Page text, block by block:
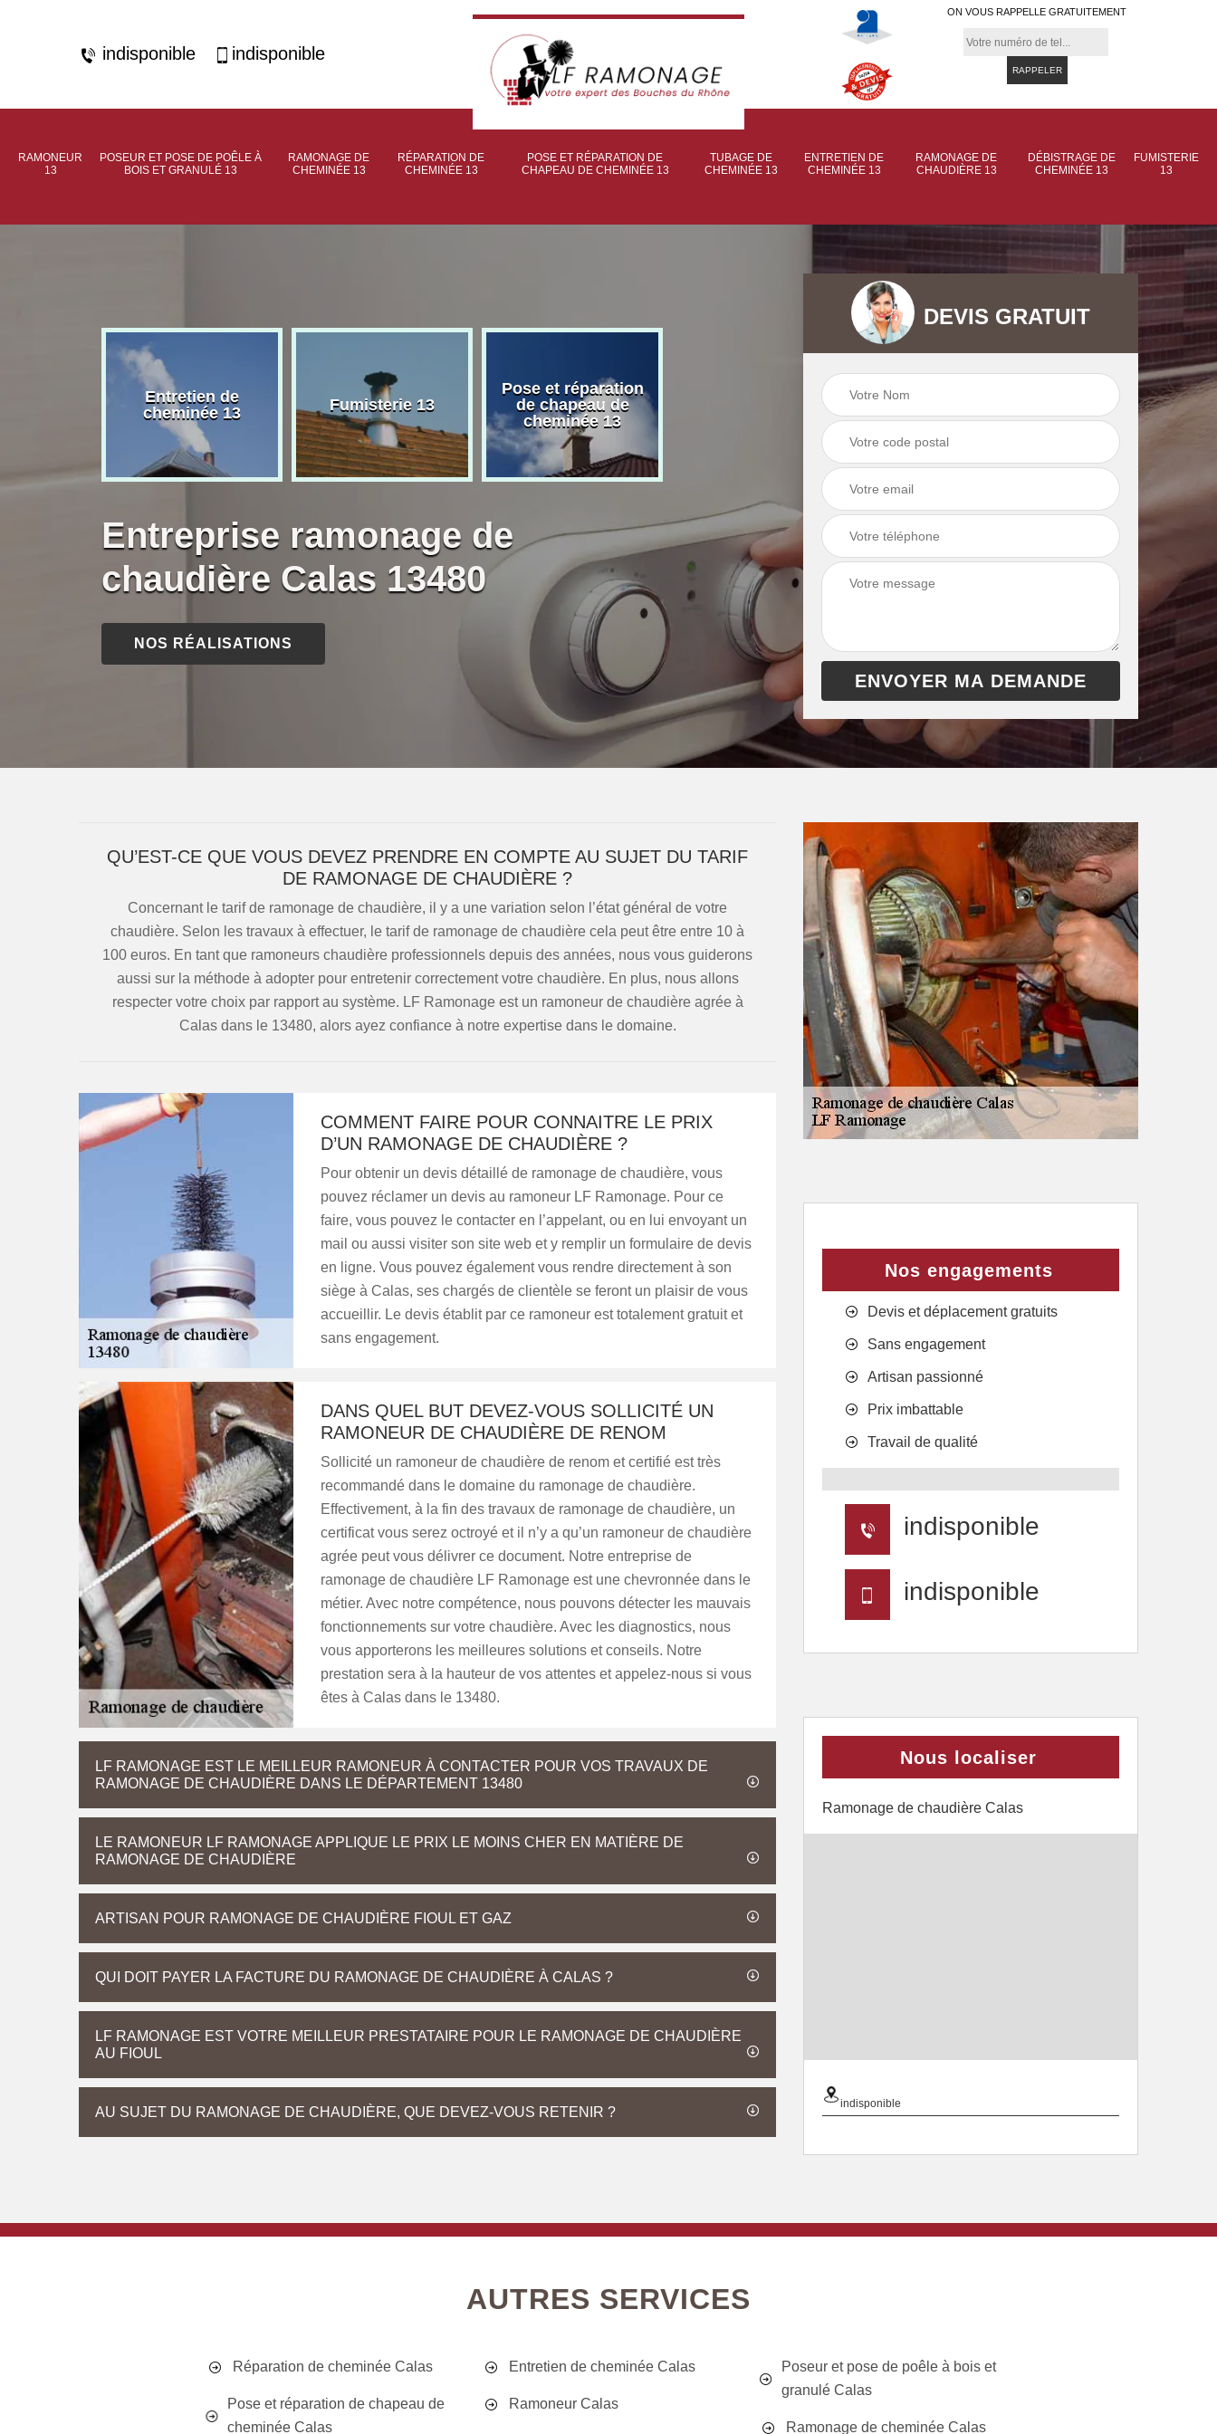
indisponible indisponible
ON VOUS RAPPELLE GRATUITEMENT
RAMONEUR
13
POSEUR ET POSE DE POÊLE À
BOIS ET GRANULÉ 13
RAMONAGE DE
CHEMINÉE 13
RÉPARATION DE
CHEMINÉE 13
POSE ET RÉPARATION DE
CHAPEAU DE CHEMINÉE 13
TUBAGE DE
CHEMINÉE 13
ENTRETIEN DE
CHEMINÉE 13
RAMONAGE DE
CHAUDIÈRE 13
DÉBISTRAGE DE
CHEMINÉE 13
FUMISTERIE
13
Entretien de
cheminée 13
Fumisterie 13
Pose et réparation
de chapeau de
cheminée 13
Poseur et pose de
Ramonage de
chaudière 13
Ramonage de
cheminée 13
Entreprise ramonage de
chaudière Calas 13480
NOS RÉALISATIONS
DEVIS GRATUIT
QU’EST-CE QUE VOUS DEVEZ PRENDRE EN COMPTE AU SUJET DU TARIF
DE RAMONAGE DE CHAUDIÈRE ?
Concernant le tarif de ramonage de chaudière, il y a une variation selon l’état général de votre
chaudière. Selon les travaux à effectuer, le tarif de ramonage de chaudière cela peut être entre 10 à
100 euros. En tant que ramoneurs chaudière professionnels depuis des années, nous vous guiderons
aussi sur la méthode à adopter pour entretenir correctement votre chaudière. En plus, nous allons
respecter votre choix par rapport au système. LF Ramonage est un ramoneur de chaudière agrée à
Calas dans le 13480, alors ayez confiance à notre expertise dans le domaine.
COMMENT FAIRE POUR CONNAITRE LE PRIX
D’UN RAMONAGE DE CHAUDIÈRE ?
Pour obtenir un devis détaillé de ramonage de chaudière, vous
pouvez réclamer un devis au ramoneur LF Ramonage. Pour ce
faire, vous pouvez le contacter en l’appelant, ou en lui envoyant un
mail ou aussi visiter son site web et y remplir un formulaire de devis
en ligne. Vous pouvez également vous rendre directement à son
siège à Calas, ses chargés de clientèle se feront un plaisir de vous
accueillir. Le devis établit par ce ramoneur est totalement gratuit et
sans engagement.
DANS QUEL BUT DEVEZ-VOUS SOLLICITÉ UN
RAMONEUR DE CHAUDIÈRE DE RENOM
Sollicité un ramoneur de chaudière de renom et certifié est très
recommandé dans le domaine du ramonage de chaudière.
Effectivement, à la fin des travaux de ramonage de chaudière, un
certificat vous serez octroyé et il n’y a qu’un ramoneur de chaudière
agrée peut vous délivrer ce document. Notre entreprise de
ramonage de chaudière LF Ramonage est une chevronnée dans le
métier. Avec notre compétence, nous pouvons détecter les mauvais
fonctionnements sur votre chaudière. Avec les diagnostics, nous
vous apporterons les meilleures solutions et conseils. Notre
prestation sera à la hauteur de vos attentes et appelez-nous si vous
êtes à Calas dans le 13480.
LF RAMONAGE EST LE MEILLEUR RAMONEUR À CONTACTER POUR VOS TRAVAUX DE
RAMONAGE DE CHAUDIÈRE DANS LE DÉPARTEMENT 13480
LE RAMONEUR LF RAMONAGE APPLIQUE LE PRIX LE MOINS CHER EN MATIÈRE DE
RAMONAGE DE CHAUDIÈRE
ARTISAN POUR RAMONAGE DE CHAUDIÈRE FIOUL ET GAZ
QUI DOIT PAYER LA FACTURE DU RAMONAGE DE CHAUDIÈRE À CALAS ?
LF RAMONAGE EST VOTRE MEILLEUR PRESTATAIRE POUR LE RAMONAGE DE CHAUDIÈRE
AU FIOUL
AU SUJET DU RAMONAGE DE CHAUDIÈRE, QUE DEVEZ-VOUS RETENIR ?
Nos engagements
Devis et déplacement gratuits
Sans engagement
Artisan passionné
Prix imbattable
Travail de qualité
indisponible
indisponible
Nous localiser
Ramonage de chaudière Calas
indisponible
AUTRES SERVICES
Réparation de cheminée Calas
Pose et réparation de chapeau de
cheminée Calas
Entretien de cheminée Calas
Ramoneur Calas
Poseur et pose de poêle à bois et
granulé Calas
Ramonage de cheminée Calas